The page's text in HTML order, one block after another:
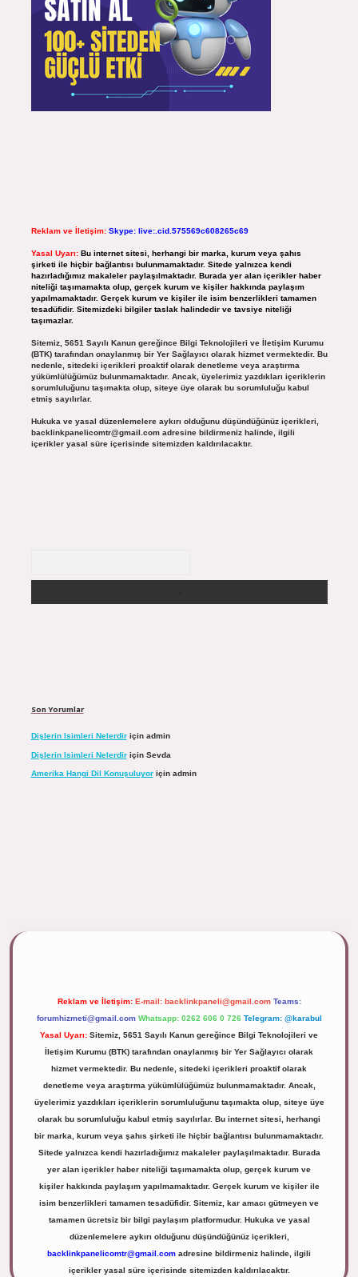
Reklam ve İletişim: Skype: live:.cid.575569c608265c69
Yasal Uyarı: Bu internet sitesi, herhangi bir marka, kurum veya şahıs
şirketi ile hiçbir bağlantısı bulunmamaktadır. Sitede yalnızca kendi
hazırladığımız makaleler paylaşılmaktadır. Burada yer alan içerikler haber
niteliği taşımamakta olup, gerçek kurum ve kişiler hakkında paylaşım
yapılmamaktadır. Gerçek kurum ve kişiler ile isim benzerlikleri tamamen
tesadüfidir. Sitemizdeki bilgiler taslak halindedir ve tavsiye niteliği
taşımazlar.
Sitemiz, 5651 Sayılı Kanun gereğince Bilgi Teknolojileri ve İletişim Kurumu
(BTK) tarafından onaylanmış bir Yer Sağlayıcı olarak hizmet vermektedir. Bu
nedenle, sitedeki içerikleri proaktif olarak denetleme veya araştırma
yükümlülüğümüz bulunmamaktadır. Ancak, üyelerimiz yazdıkları içeriklerin
sorumluluğunu taşımakta olup, siteye üye olarak bu sorumluluğu kabul
etmiş sayılırlar.
Hukuka ve yasal düzenlemelere aykırı olduğunu düşündüğünüz içerikleri,
backlinkpanelicomtr@gmail.comadresine bildirmeniz halinde, ilgili
içerikler yasal süre içerisinde sitemizden kaldırılacaktır.
Son Yorumlar
Dişlerin Isimleri Nelerdiriçin admin
Dişlerin Isimleri Nelerdiriçin Sevda
Amerika Hangi Dil Konuşuluyoriçin admin
Reklam ve İletişim: E-mail: backlinkpaneli@gmail.com Teams:
forumhizmeti@gmail.com Whatsapp: 0262 606 0 726 Telegram: @karabul
Yasal Uyarı: Sitemiz, 5651 Sayılı Kanun gereğince Bilgi Teknolojileri ve
İletişim Kurumu (BTK) tarafından onaylanmış bir Yer Sağlayıcı olarak
hizmet vermektedir. Bu nedenle, sitedeki içerikleri proaktif olarak
denetleme veya araştırma yükümlülüğümüz bulunmamaktadır. Ancak,
üyelerimiz yazdıkları içeriklerin sorumluluğunu taşımakta olup, siteye üye
olarak bu sorumluluğu kabul etmiş sayılırlar. Bu internet sitesi, herhangi
bir marka, kurum veya şahıs şirketi ile hiçbir bağlantısı bulunmamaktadır.
Sitede yalnızca kendi hazırladığımız makaleler paylaşılmaktadır. Burada
yer alan içerikler haber niteliği taşımamakta olup, gerçek kurum ve
kişiler hakkında paylaşım yapılmamaktadır. Gerçek kurum ve kişiler ile
isim benzerlikleri tamamen tesadüfidir. Sitemiz, kar amacı gütmeyen ve
tamamen ücretsiz bir bilgi paylaşım platformudur. Hukuka ve yasal
düzenlemelere aykırı olduğunu düşündüğünüz içerikleri,
backlinkpanelicomtr@gmail.com adresine bildirmeniz halinde, ilgili
içerikler yasal süre içerisinde sitemizden kaldırılacaktır.